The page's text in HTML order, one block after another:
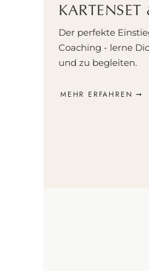
Der perfekte
Coaching - lerne
und zu begleiten.
MEHR ERFAHREN ➞
KARTENSET